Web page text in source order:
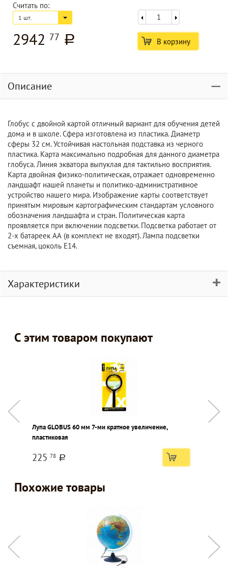
Считать по:
1 шт.
2942 77 a В корзину
Описание
Глобус с двойной картой отличный вариант для обучения детей
дома и в школе. Сфера изготовлена из пластика. Диаметр
сферы 32 см. Устойчивая настольная подставка из черного
пластика. Карта максимально подробная для данного диаметра
глобуса. Линия экватора выпуклая для тактильно восприятия.
Карта двойная физико-политическая, отражает одновременно
ландшафт нашей планеты и политико-административное
устройство нашего мира. Изображение карты соответствует
принятым мировым картографическим стандартам условного
обозначения ландшафта и стран. Политическая карта
проявляется при включении подсветки. Подсветка работает от
2-х батареек АА (в комплект не входят). Лампа подсветки
съемная, цоколь Е14.
Характеристики
С этим товаром покупают
Лупа GLOBUS 60 мм 7-ми кратное увеличение,
пластиковая
225 78 a
Похожие товары